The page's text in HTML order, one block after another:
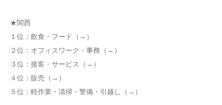
★関西
１位：飲食・フード（→）
２位：オフィスワーク・事務（→）
３位：接客・サービス（→）
４位：販売（→）
５位：軽作業・清掃・警備・引越し（→）